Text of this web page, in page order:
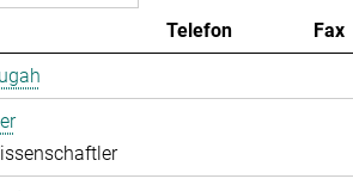
Telefon Fax